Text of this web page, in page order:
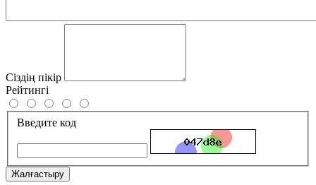
Сіздің пікір
Рейтингі
Введите код
Жалғастыру